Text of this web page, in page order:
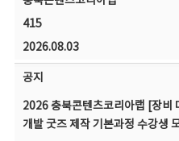
415
2026.08.03
공지
2026 충북콘텐츠코리아랩 [장비
개발 굿즈 제작 기본과정 수강생